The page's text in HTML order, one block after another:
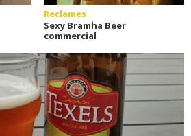
Reclames
Sexy Bramha Beer
commercial